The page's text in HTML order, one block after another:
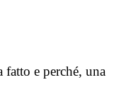
fatto e perché, una